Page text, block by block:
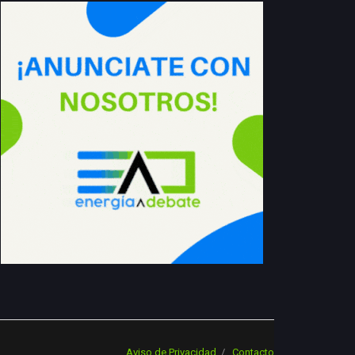
Aviso de Privacidad Contacto